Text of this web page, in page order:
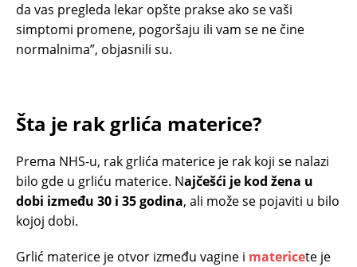
da vas pregleda lekar opšte prakse ako se vaši
simptomi promene, pogoršaju ili vam se ne čine
normalnima”, objasnili su.
Šta je rak grlića materice?
Prema NHS-u, rak grlića materice je rak koji se nalazi
bilo gde u grliću materice. Najčešći je kod žena u
dobi između 30 i 35 godina, ali može se pojaviti u bilo
kojoj dobi.
Grlić materice je otvor između vagine i matericete je